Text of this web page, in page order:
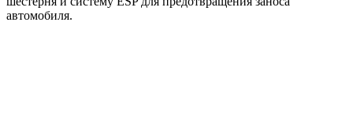
автомобиля.